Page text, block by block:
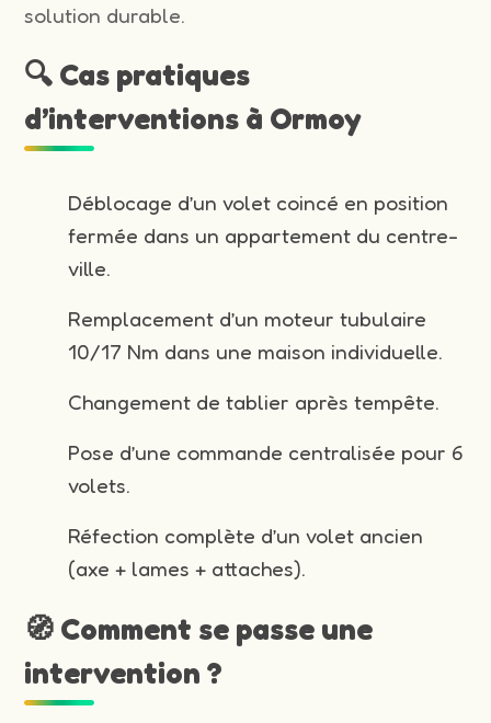
solution durable.
🔍 Cas pratiques
d’interventions à Ormoy
Déblocage d’un volet coincé en position
fermée dans un appartement du centre-
ville.
Remplacement d’un moteur tubulaire
10/17 Nm dans une maison individuelle.
Changement de tablier après tempête.
Pose d’une commande centralisée pour 6
volets.
Réfection complète d’un volet ancien
(axe + lames + attaches).
🧭 Comment se passe une
intervention ?